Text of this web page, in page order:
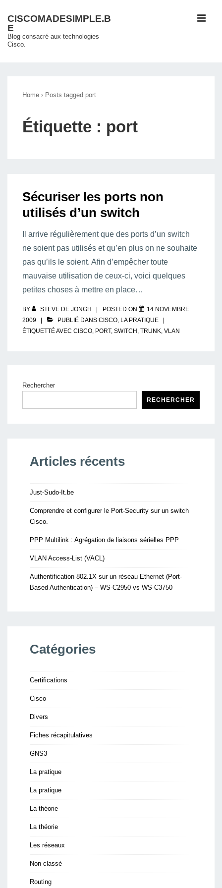
passer
au
contenu
CISCOMADESIMPLE.B
E
Blog consacré aux technologies
Cisco.
Home › Posts tagged port
Étiquette : port
Sécuriser les ports non
utilisés d’un switch
Il arrive régulièrement que des ports d’un switch
ne soient pas utilisés et qu’en plus on ne souhaite
pas qu’ils le soient. Afin d’empêcher toute
mauvaise utilisation de ceux-ci, voici quelques
petites choses à mettre en place…
BY STEVE DE JONGH POSTED ON
14 NOVEMBRE
2009
PUBLIÉ DANS CISCO, LA PRATIQUE
ÉTIQUETTÉ AVEC CISCO, PORT, SWITCH , TRUNK, VLAN
Rechercher
RECHERCHER
Articles récents
Just-Sudo-It.be
Comprendre et configurer le Port-Security sur un switch
Cisco.
PPP Multilink : Agrégation de liaisons sérielles PPP
VLAN Access-List (VACL)
Authentification 802.1X sur un réseau Ethernet (Port-
Based Authentication) – WS-C2950 vs WS-C3750
Catégories
Certifications
Cisco
Divers
Fiches récapitulatives
GNS3
La pratique
La pratique
La théorie
La théorie
Les réseaux
Non classé
Routing